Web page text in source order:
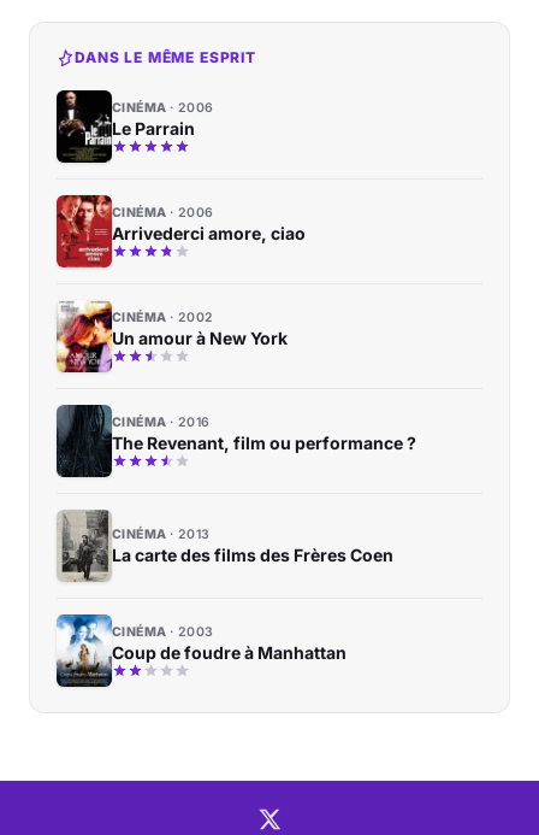
DANS LE MÊME ESPRIT
CINÉMA 2006
Le Parrain
CINÉMA 2006
Arrivederci amore, ciao
CINÉMA 2002
Un amour à New York
CINÉMA 2016
The Revenant, film ou performance ?
CINÉMA 2013
La carte des films des Frères Coen
CINÉMA 2003
Coup de foudre à Manhattan